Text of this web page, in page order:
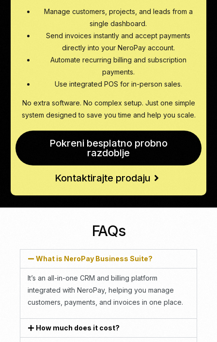
Manage customers, projects, and leads from a
single dashboard.
Send invoices instantly and accept payments
directly into your NeroPay account.
Automate recurring billing and subscription
payments.
Use integrated POS for in-person sales.
No extra software. No complex setup. Just one simple
system designed to save you time and help you scale.
Pokreni besplatno probno
razdoblje
Kontaktirajte prodaju
FAQs
What is NeroPay Business Suite?
It’s an all-in-one CRM and billing platform
integrated with NeroPay, helping you manage
customers, payments, and invoices in one place.
How much does it cost?